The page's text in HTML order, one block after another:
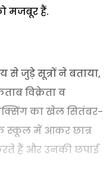
मजबूर हैं.
से जुड़े सूत्रों ने बताया,
विक्रेता व
का खेल सितंबर-
स्कूल में आकर छात्र
हैं और उनकी छपाई